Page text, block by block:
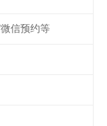
信预约等